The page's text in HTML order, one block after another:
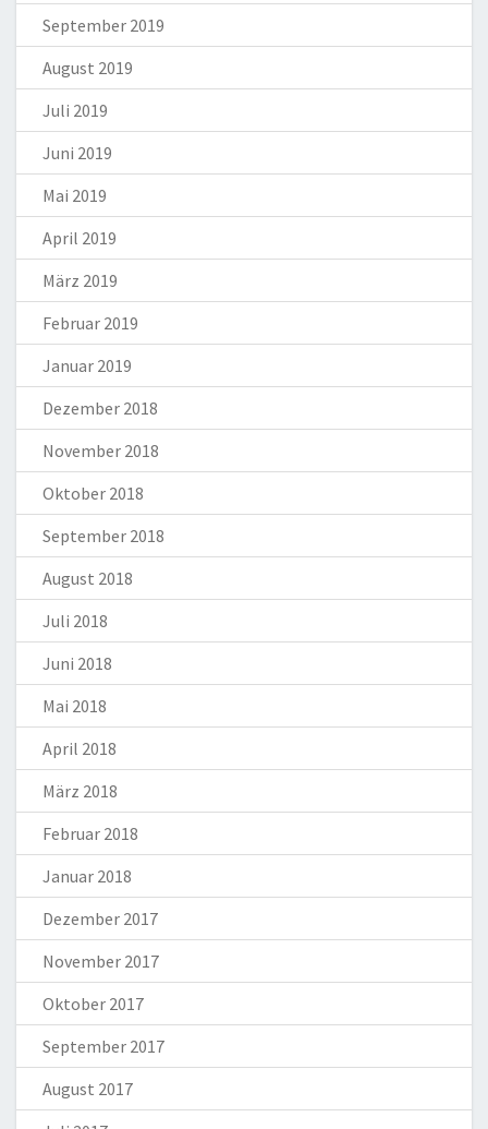
September 2019
August 2019
Juli 2019
Juni 2019
Mai 2019
April 2019
März 2019
Februar 2019
Januar 2019
Dezember 2018
November 2018
Oktober 2018
September 2018
August 2018
Juli 2018
Juni 2018
Mai 2018
April 2018
März 2018
Februar 2018
Januar 2018
Dezember 2017
November 2017
Oktober 2017
September 2017
August 2017